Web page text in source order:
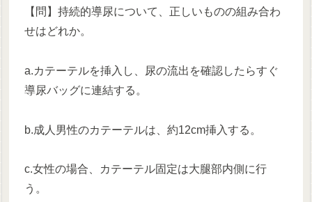
【問】持続的導尿について、正しいものの組み合わ
せはどれか。
a.カテーテルを挿入し、尿の流出を確認したらすぐ
導尿バッグに連結する。
b.成人男性のカテーテルは、約12cm挿入する。
c.女性の場合、カテーテル固定は大腿部内側に行
う。